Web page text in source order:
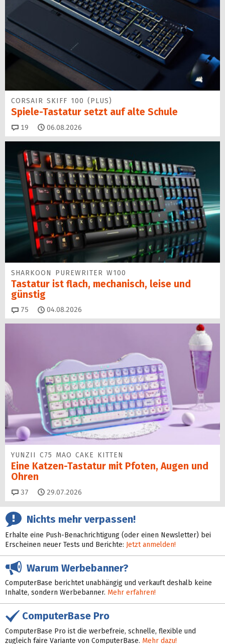
CORSAIR SKIFF 100 (PLUS)
Spiele-Tastatur setzt auf alte Schule
19 Kommentare
06.08.2026
SHARKOON PUREWRITER W100
Tastatur ist flach, mechanisch, leise und
günstig
75 Kommentare
04.08.2026
YUNZII C75 MAO CAKE KITTEN
Eine Katzen-Tastatur mit Pfoten, Augen und
Ohren
37 Kommentare
29.07.2026
Nichts mehr verpassen!
Erhalte eine Push-Benachrichtigung (oder einen Newsletter) bei
Erscheinen neuer Tests und Berichte: Jetzt anmelden!
Warum Werbebanner?
ComputerBase berichtet unabhängig und verkauft deshalb keine
Inhalte, sondern Werbebanner. Mehr erfahren!
ComputerBase Pro
ComputerBase Pro ist die werbefreie, schnelle, flexible und
zugleich faire Variante von ComputerBase. Mehr dazu!